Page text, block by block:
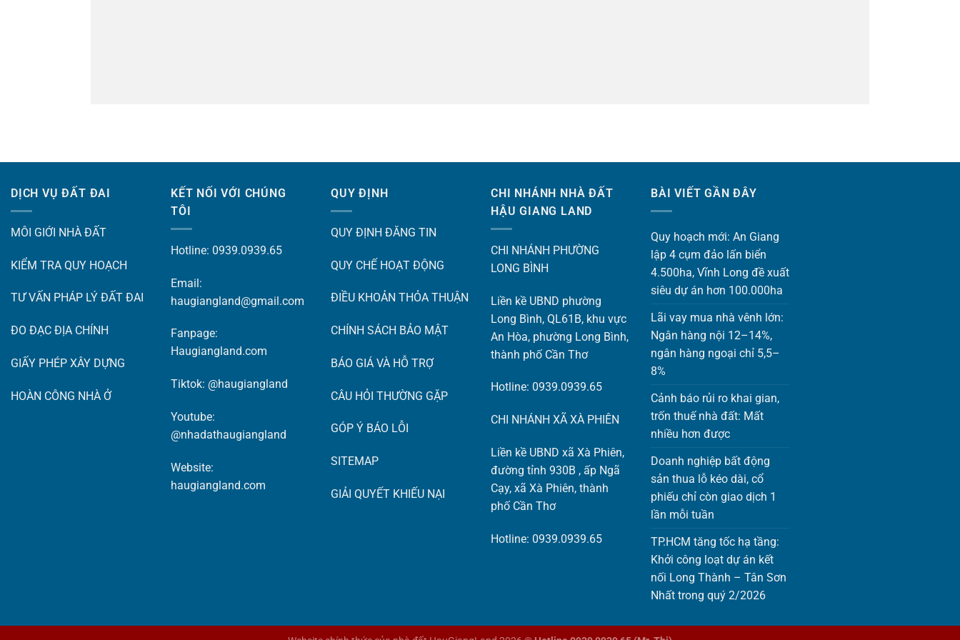
DỊCH VỤ ĐẤT ĐAI
MÔI GIỚI NHÀ ĐẤT
KIỂM TRA QUY HOẠCH
TƯ VẤN PHÁP LÝ ĐẤT ĐAI
ĐO ĐẠC ĐỊA CHÍNH
GIẤY PHÉP XÂY DỰNG
HOÀN CÔNG NHÀ Ở
KẾT NỐI VỚI CHÚNG
TÔI
Hotline: 0939.0939.65
Email:
haugiangland@gmail.com
Fanpage:
Haugiangland.com
Tiktok: @haugiangland
Youtube:
@nhadathaugiangland
Website:
haugiangland.com
QUY ĐỊNH
QUY ĐỊNH ĐĂNG TIN
QUY CHẾ HOẠT ĐỘNG
ĐIỀU KHOẢN THỎA THUẬN
CHÍNH SÁCH BẢO MẬT
BÁO GIÁ VÀ HỖ TRỢ
CÂU HỎI THƯỜNG GẶP
GÓP Ý BÁO LỖI
SITEMAP
GIẢI QUYẾT KHIẾU NẠI
CHI NHÁNH NHÀ ĐẤT
HẬU GIANG LAND
CHI NHÁNH PHƯỜNG
LONG BÌNH
Liền kề UBND phường
Long Bình, QL61B, khu vực
An Hòa, phường Long Bình,
thành phố Cần Thơ
Hotline: 0939.0939.65
CHI NHÁNH XÃ XÀ PHIÊN
Liền kề UBND xã Xà Phiên,
đường tỉnh 930B , ấp Ngã
Cạy, xã Xà Phiên, thành
phố Cần Thơ
Hotline: 0939.0939.65
BÀI VIẾT GẦN ĐÂY
Quy hoạch mới: An Giang
lập 4 cụm đảo lấn biển
4.500ha, Vĩnh Long đề xuất
siêu dự án hơn 100.000ha
Lãi vay mua nhà vênh lớn:
Ngân hàng nội 12–14%,
ngân hàng ngoại chỉ 5,5–
8%
Cảnh báo rủi ro khai gian,
trốn thuế nhà đất: Mất
nhiều hơn được
Doanh nghiệp bất động
sản thua lỗ kéo dài, cổ
phiếu chỉ còn giao dịch 1
lần mỗi tuần
TP.HCM tăng tốc hạ tầng:
Khởi công loạt dự án kết
nối Long Thành – Tân Sơn
Nhất trong quý 2/2026